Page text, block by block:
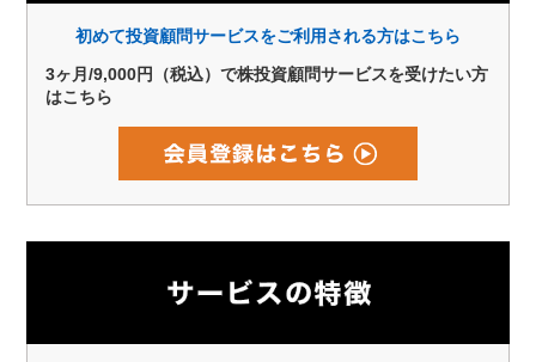
初めて投資顧問サービスをご利用される方はこちら
3ヶ月/9,000円（税込）で株投資顧問サービスを受けたい方
はこちら